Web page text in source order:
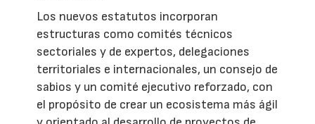
Los nuevos estatutos incorporan
estructuras como comités técnicos
sectoriales y de expertos, delegaciones
territoriales e internacionales, un consejo de
sabios y un comité ejecutivo reforzado, con
el propósito de crear un ecosistema más ágil